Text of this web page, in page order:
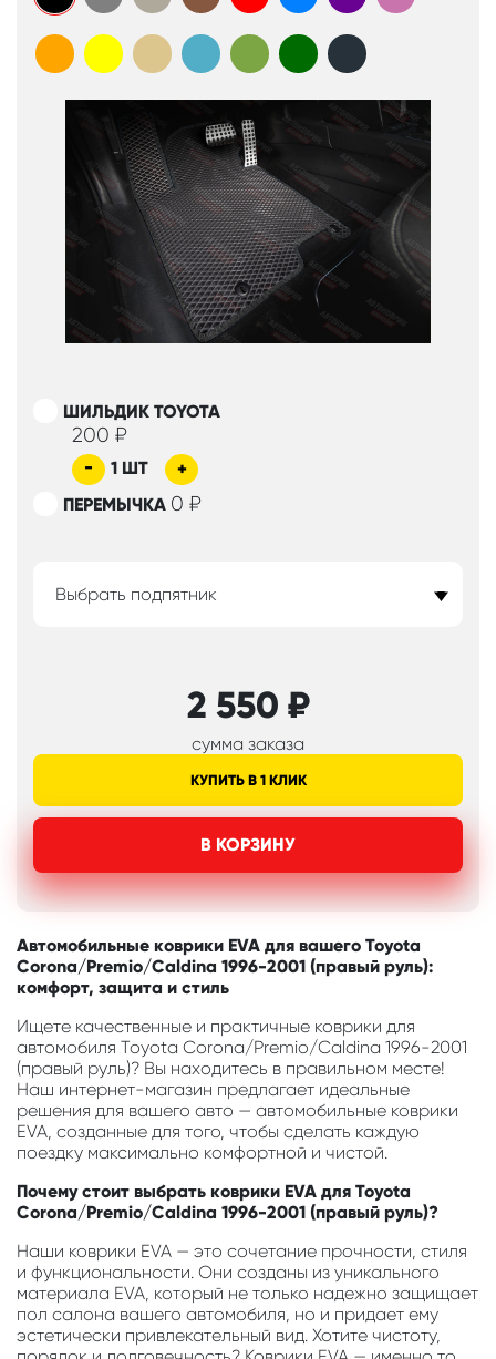
ШИЛЬДИК TOYOTA
200 ₽
- 1 ШТ
+
ПЕРЕМЫЧКА 0 ₽
Выбрать подпятник
2 550 ₽
сумма заказа
КУПИТЬ В 1 КЛИК
В КОРЗИНУ
Автомобильные коврики EVA для вашего Toyota
Corona/Premio/Caldina 1996-2001 (правый руль):
комфорт, защита и стиль
Ищете качественные и практичные коврики для
автомобиля Toyota Corona/Premio/Caldina 1996-2001
(правый руль)? Вы находитесь в правильном месте!
Наш интернет-магазин предлагает идеальные
решения для вашего авто — автомобильные коврики
EVA, созданные для того, чтобы сделать каждую
поездку максимально комфортной и чистой.
Почему стоит выбрать коврики EVA для Toyota
Corona/Premio/Caldina 1996-2001 (правый руль)?
Наши коврики EVA — это сочетание прочности, стиля
и функциональности. Они созданы из уникального
материала EVA, который не только надежно защищает
пол салона вашего автомобиля, но и придает ему
эстетически привлекательный вид. Хотите чистоту,